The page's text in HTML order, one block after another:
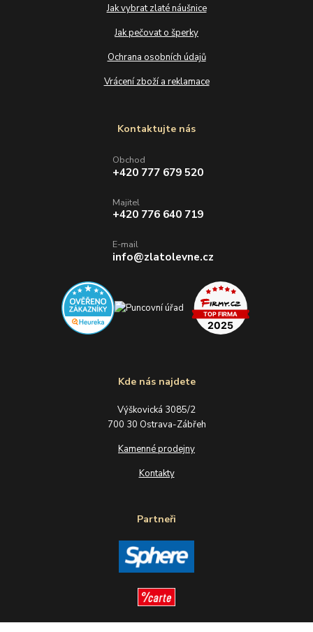
Jak vybrat zlaté náušnice
Jak pečovat o šperky
Ochrana osobních údajů
Vrácení zboží a reklamace
Kde nás najdete
Výškovická 3085/2
700 30 Ostrava-Zábřeh
Kamenné prodejny
Kontakty
Partneři
Kontaktujte nás
Obchod
+420 777 679 520
Majitel
+420 776 640 719
E-mail
info@zlatolevne.cz